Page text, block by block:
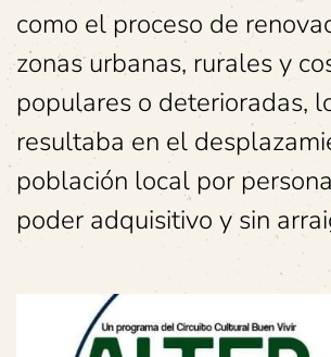
como el proceso de
zonas urbanas, rurales y
populares o deterioradas,
resultaba en el
población local por
poder adquisitivo y sin